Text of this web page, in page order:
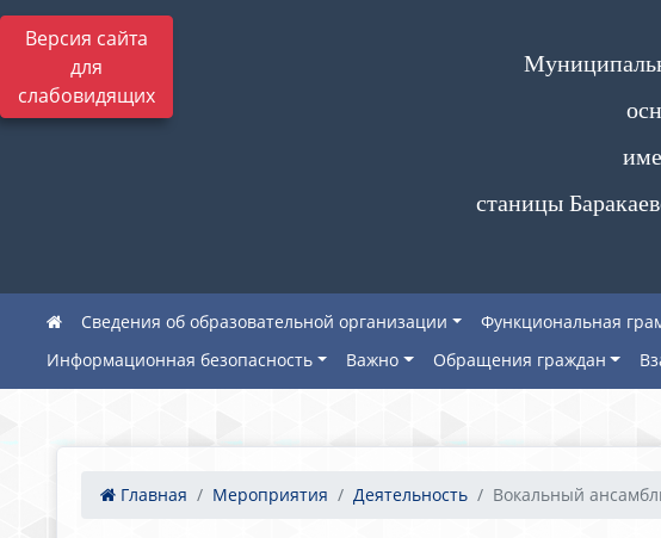
Версия сайта
для
слабовидящих
станицы
Сведения об образовательной организации Функциональная
Информационная безопасность
Важно Обращения граждан
Главная Мероприятия Деятельность Вокальный